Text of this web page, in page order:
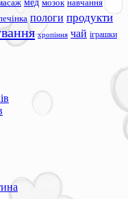
мед мозок навчання
пологи продукти
хропіння чай іграшки